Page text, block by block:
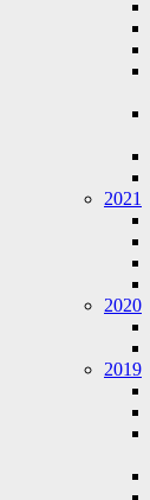
2021
2020
2019